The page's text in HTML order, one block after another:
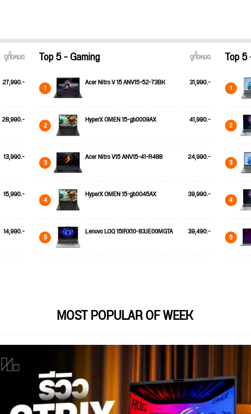
ดูทั้งหมด
27,990.-
28,990.-
13,990.-
15,990.-
14,990.-
Top 5 - Gaming ดูทั้งหมด
1 Acer Nitro V 15 ANV15-52-73BK 31,990.-
2 HyperX OMEN 15-gb0009AX 41,990.-
3 Acer Nitro V15 ANV15-41-R488 24,990.-
4 HyperX OMEN 15-gb0045AX 39,990.-
5 Lenovo LOQ 15IRX10-83JE00MGTA 39,490.-
Top
1
2
3
4
5
MOST POPULAR OF WEEK